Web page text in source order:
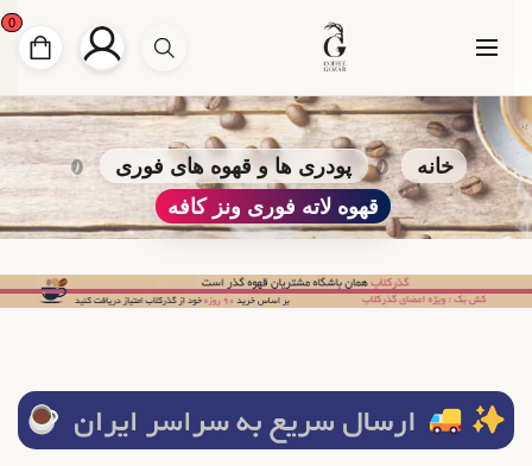
خانه
پودری ها و قهوه های فوری
قهوه لاته فوری ونز کافه